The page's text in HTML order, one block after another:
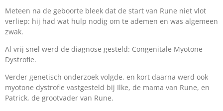
Meteen na de geboorte bleek dat de start van Rune niet vlot
verliep: hij had wat hulp nodig om te ademen en was algemeen
zwak.
Al vrij snel werd de diagnose gesteld: Congenitale Myotone
Dystrofie.
Verder genetisch onderzoek volgde, en kort daarna werd ook
myotone dystrofie vastgesteld bij Ilke, de mama van Rune, en
Patrick, de grootvader van Rune.